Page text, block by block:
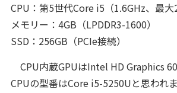
CPU：第5世代Core i5（1.6GHz、最大
メモリー：4GB（LPDDR3-1600）
SSD：256GB（PCIe接続）
CPU内蔵GPUはIntel HD Graphics
CPUの型番はCore i5-5250Uと思われま